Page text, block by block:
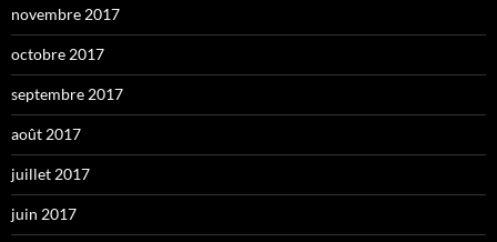
novembre 2017
octobre 2017
septembre 2017
août 2017
juillet 2017
juin 2017